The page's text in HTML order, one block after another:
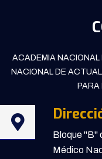
ACADEMIA NACIONAL
NACIONAL DE
PARA
Bloque "B"
Médico